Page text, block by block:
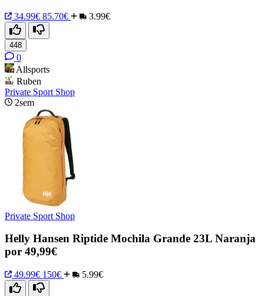
34.99€ 85.70€ 3.99€
448
0
Allsports
Ruben
Private Sport Shop
2sem
Private Sport Shop
Helly Hansen Riptide Mochila Grande 23L Naranja
por 49,99€
49.99€ 150€ 5.99€